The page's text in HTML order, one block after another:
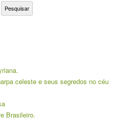
Pesquisar
celeste e seus segredos no céu
Brasileiro.